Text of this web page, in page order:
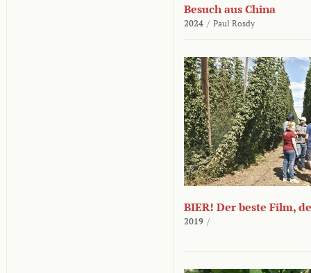
Besuch aus China
2024 / Paul Rosdy
BIER! Der beste Film,
2019 /